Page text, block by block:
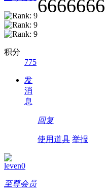
积分
775
发
消
息
6666666
回复
使用道具 举报
leven0
至尊会员